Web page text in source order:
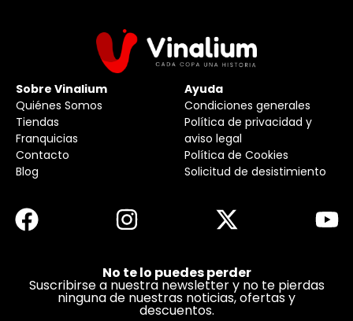
Sobre Vinalium
Quiénes Somos
Tiendas
Franquicias
Contacto
Blog
Ayuda
Condiciones generales
Política de privacidad y
aviso legal
Política de Cookies
Solicitud de desistimiento
No te lo puedes perder
Suscribirse a nuestra newsletter y no te pierdas
ninguna de nuestras noticias, ofertas y
descuentos.